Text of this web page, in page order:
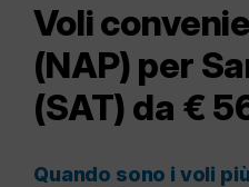
Voli
(NAP) per
(SAT) da €
Quando sono i voli